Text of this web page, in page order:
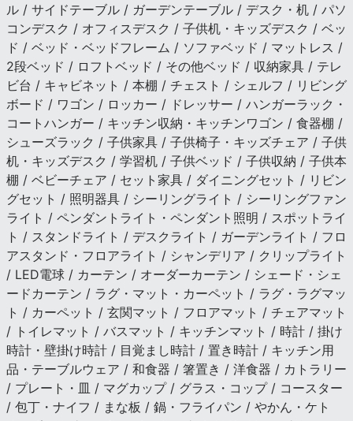
ル / サイドテーブル / ガーデンテーブル / デスク・机 / パソ
コンデスク / オフィスデスク / 子供机・キッズデスク / ベッ
ド / ベッド・ベッドフレーム / ソファベッド / マットレス /
2段ベッド / ロフトベッド / その他ベッド / 収納家具 / テレ
ビ台 / キャビネット / 本棚 / チェスト / シェルフ / リビング
ボード / ワゴン / ロッカー / ドレッサー / ハンガーラック・
コートハンガー / キッチン収納・キッチンワゴン / 食器棚 /
シューズラック / 子供家具 / 子供椅子・キッズチェア / 子供
机・キッズデスク / 学習机 / 子供ベッド / 子供収納 / 子供本
棚 / ベビーチェア / セット家具 / ダイニングセット / リビン
グセット / 照明器具 / シーリングライト / シーリングファン
ライト / ペンダントライト・ペンダント照明 / スポットライ
ト / スタンドライト / デスクライト / ガーデンライト / フロ
アスタンド・フロアライト / シャンデリア / クリップライト
/ LED電球 / カーテン / オーダーカーテン / シェード・シェ
ードカーテン / ラグ・マット・カーペット / ラグ・ラグマッ
ト / カーペット / 玄関マット / フロアマット / チェアマット
/ トイレマット / バスマット / キッチンマット / 時計 / 掛け
時計・壁掛け時計 / 目覚まし時計 / 置き時計 / キッチン用
品・テーブルウェア / 和食器 / 箸置き / 洋食器 / カトラリー
/ プレート・皿 / マグカップ / グラス・コップ / コースター
/ 包丁・ナイフ / まな板 / 鍋・フライパン / やかん・ケト